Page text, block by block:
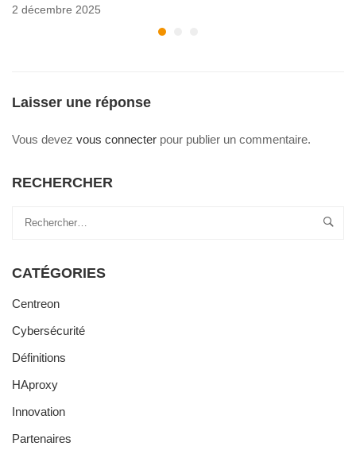
2 décembre 2025
Laisser une réponse
Vous devez vous connecter pour publier un commentaire.
RECHERCHER
CATÉGORIES
Centreon
Cybersécurité
Définitions
HAproxy
Innovation
Partenaires